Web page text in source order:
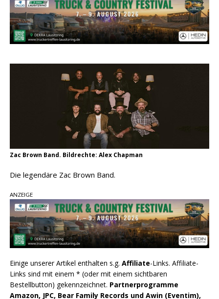
„Pearl Handled Pistol“
Son Volt – „Sound Signal Serenades“ erscheint
am 28. August
Talks“ – eine Hymne auf unvergessliche
Sommernächte
Zac Brown Band. Bildrechte: Alex Chapman
Die legendäre Zac Brown Band.
ANZEIGE
Einige unserer Artikel enthalten s.g. Affiliate-Links. Affiliate-
Links sind mit einem * (oder mit einem sichtbaren
Bestellbutton) gekennzeichnet. Partnerprogramme
Amazon, JPC, Bear Family Records und Awin (Eventim),